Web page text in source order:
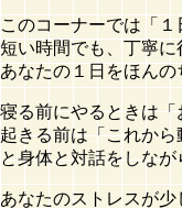
このコーナーでは「１
短い時間でも、丁寧に
あなたの１日をほんの
寝る前にやるときは「
起きる前は「これから
と身体と対話をしな
あなたのストレスが少